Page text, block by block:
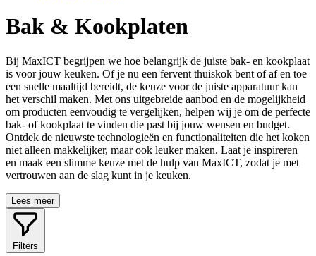
Bak & Kookplaten
Bij MaxICT begrijpen we hoe belangrijk de juiste bak- en kookplaat
is voor jouw keuken. Of je nu een fervent thuiskok bent of af en toe
een snelle maaltijd bereidt, de keuze voor de juiste apparatuur kan
het verschil maken. Met ons uitgebreide aanbod en de mogelijkheid
om producten eenvoudig te vergelijken, helpen wij je om de perfecte
bak- of kookplaat te vinden die past bij jouw wensen en budget.
Ontdek de nieuwste technologieën en functionaliteiten die het koken
niet alleen makkelijker, maar ook leuker maken. Laat je inspireren
en maak een slimme keuze met de hulp van MaxICT, zodat je met
vertrouwen aan de slag kunt in je keuken.
Lees meer
Filters